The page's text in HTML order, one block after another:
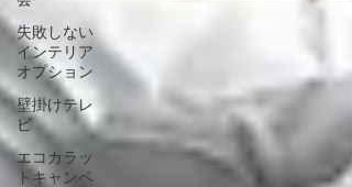
失敗しない
インテリア
オプション
壁掛けテレ
ビ
エコカラッ
トキャンペ